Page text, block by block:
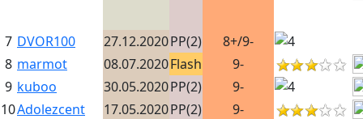
7 DVOR100 27.12.2020PP(2)
8+/9-
8 marmot 08.07.2020Flash
9-
9 kuboo 30.05.2020PP(2)
9-
10Adolezcent 17.05.2020PP(2)
9-